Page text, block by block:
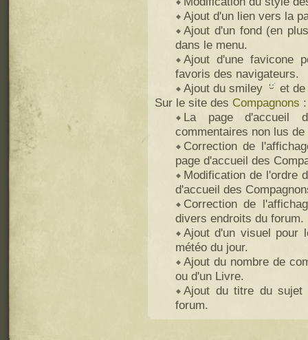
Ajout d'un lien vers la
Ajout d'un fond (en
dans le menu.
Ajout d'une favicone
favoris des navigateurs.
Ajout du smiley
et
Sur le site des Compagnons :
La page d'accueil
commentaires non lus
Correction de
page d'accueil des
Modification de l'ordre
d'accueil des
Correction de
divers endroits du forum.
Ajout d'un visuel pour
météo du jour.
Ajout du nombre de
ou d'un Livre.
Ajout du titre du sujet
forum.